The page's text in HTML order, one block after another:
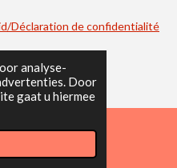
analyse-
Door
gaat u hiermee
Déclaration de confidentialité